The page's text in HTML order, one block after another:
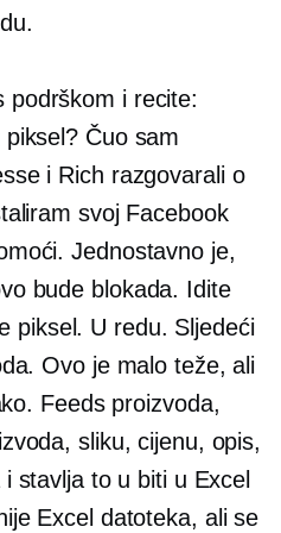
podrškom i recite:
Čuo sam
i Rich razgovarali o
svoj Facebook
Jednostavno je,
bude blokada. Idite
piksel. U redu. Sljedeći
Ovo je malo teže, ali
Feeds proizvoda,
sliku, cijenu, opis,
stavlja to u biti u Excel
Excel datoteka, ali se